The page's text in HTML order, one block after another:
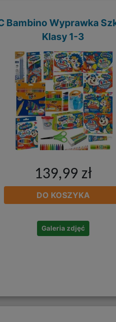
Bambino Wyprawka
Klasy 1-3
139,99 zł
DO KOSZYKA
Galeria zdjęć